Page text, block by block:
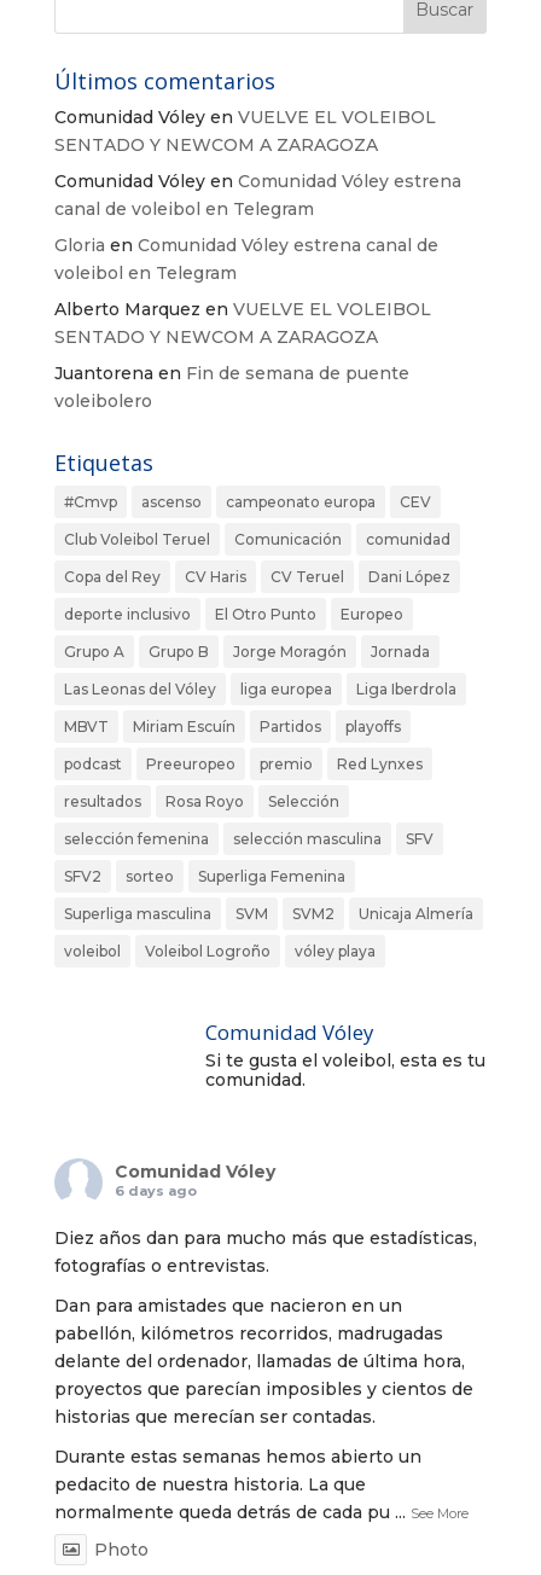
Últimos comentarios
Comunidad Vóleyen VUELVE EL VOLEIBOL
SENTADO Y NEWCOM A ZARAGOZA
Comunidad Vóleyen Comunidad Vóley estrena
canal de voleibol en Telegram
Gloria en Comunidad Vóley estrena canal de
voleibol en Telegram
Alberto Marquez en VUELVE EL VOLEIBOL
SENTADO Y NEWCOM A ZARAGOZA
Juantorena en Fin de semana de puente
voleibolero
Etiquetas
#Cmvp ascenso campeonato europa CEV
Club Voleibol Teruel Comunicación comunidad
Copa del Rey CV Haris CV Teruel Dani López
deporte inclusivo El Otro Punto Europeo
Grupo A Grupo B Jorge Moragón Jornada
Las Leonas del Vóley liga europea Liga Iberdrola
MBVT Miriam Escuín Partidos playoffs
podcast Preeuropeo premio Red Lynxes
resultados Rosa Royo Selección
selección femenina selección masculina SFV
SFV2 sorteo Superliga Femenina
Superliga masculina SVM SVM2 Unicaja Almería
voleibol Voleibol Logroño vóley playa
Comunidad Vóley
Si te gusta el voleibol, esta es tu
comunidad.
Comunidad Vóley
6 days ago
Diez años dan para mucho más que estadísticas,
fotografías o entrevistas.
Dan para amistades que nacieron en un
pabellón, kilómetros recorridos, madrugadas
delante del ordenador, llamadas de última hora,
proyectos que parecían imposibles y cientos de
historias que merecían ser contadas.
Durante estas semanas hemos abierto un
pedacito de nuestra historia. La que
normalmente queda detrás de cada pu ... See More
Photo